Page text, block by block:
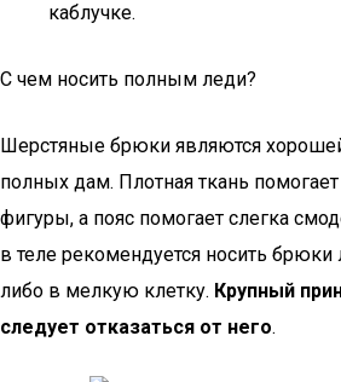
каблучке.
С чем носить полным леди?
Шерстяные брюки являются
полных дам. Плотная ткань
фигуры, а пояс помогает слегка
в теле рекомендуется носить
либо в мелкую клетку. Крупный
следует отказаться от него.